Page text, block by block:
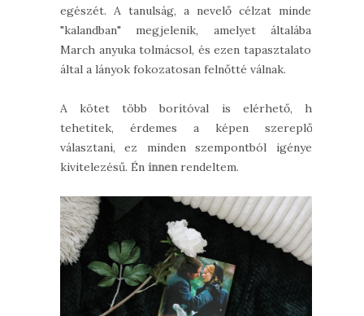
egészét. A tanulság, a nevelő célzat minden
"kalandban" megjelenik, amelyet általában
March anyuka tolmácsol, és ezen tapasztalatok
által a lányok fokozatosan felnőtté válnak.
A kötet több borítóval is elérhető, ha
tehetitek, érdemes a képen szereplőt
választani, ez minden szempontból igényes
kivitelezésű. Én innenrendeltem.